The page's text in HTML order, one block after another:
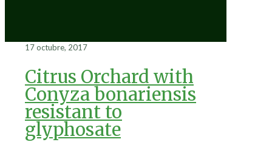
17 octubre, 2017
Citrus Orchard with
Conyza bonariensis
resistant to
glyphosate